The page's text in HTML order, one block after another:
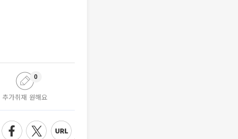
추가취재 원해요
0